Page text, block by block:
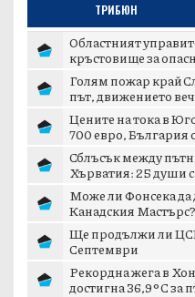
ТРИБЮН
Областният
кръстовище за
Голям пожар край
път, движението
Цените на тока в
700 евро, България
Сблъсък между
Хърватия: 25 души
Може ли Фонсека
Канадския Мастърс?
Ще продължи ли
Септември
Рекордна жега в
достигна 36,9°C за